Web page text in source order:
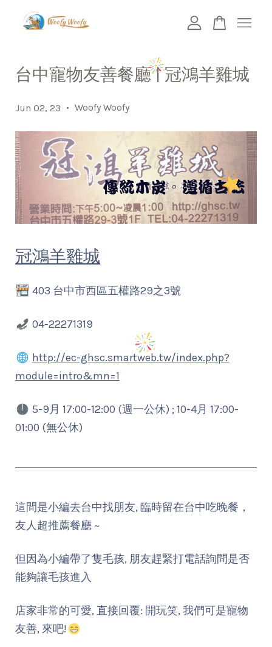
台中寵物友善餐廳 | 冠鴻羊雞城
Jun 02, 23 • Woofy Woofy
冠鴻羊雞城
403 台中市西區五權路29之3號
04-22271319
http://ec-ghsc.smartweb.tw/index.php?
module=intro&mn=1
5-9月 17:00-12:00 (週一公休) ; 10-4月 17:00-
01:00 (無公休)
這間是小編去台中找朋友, 臨時留在台中吃晚餐，
友人超推薦餐廳 ~
但因為小編帶了隻毛孩, 朋友趕緊打電話詢問是否
能夠讓毛孩進入
店家非常的可愛, 直接回覆: 開玩笑, 我們可是寵物
友善, 來吧!
您的購物車目前還是空的。